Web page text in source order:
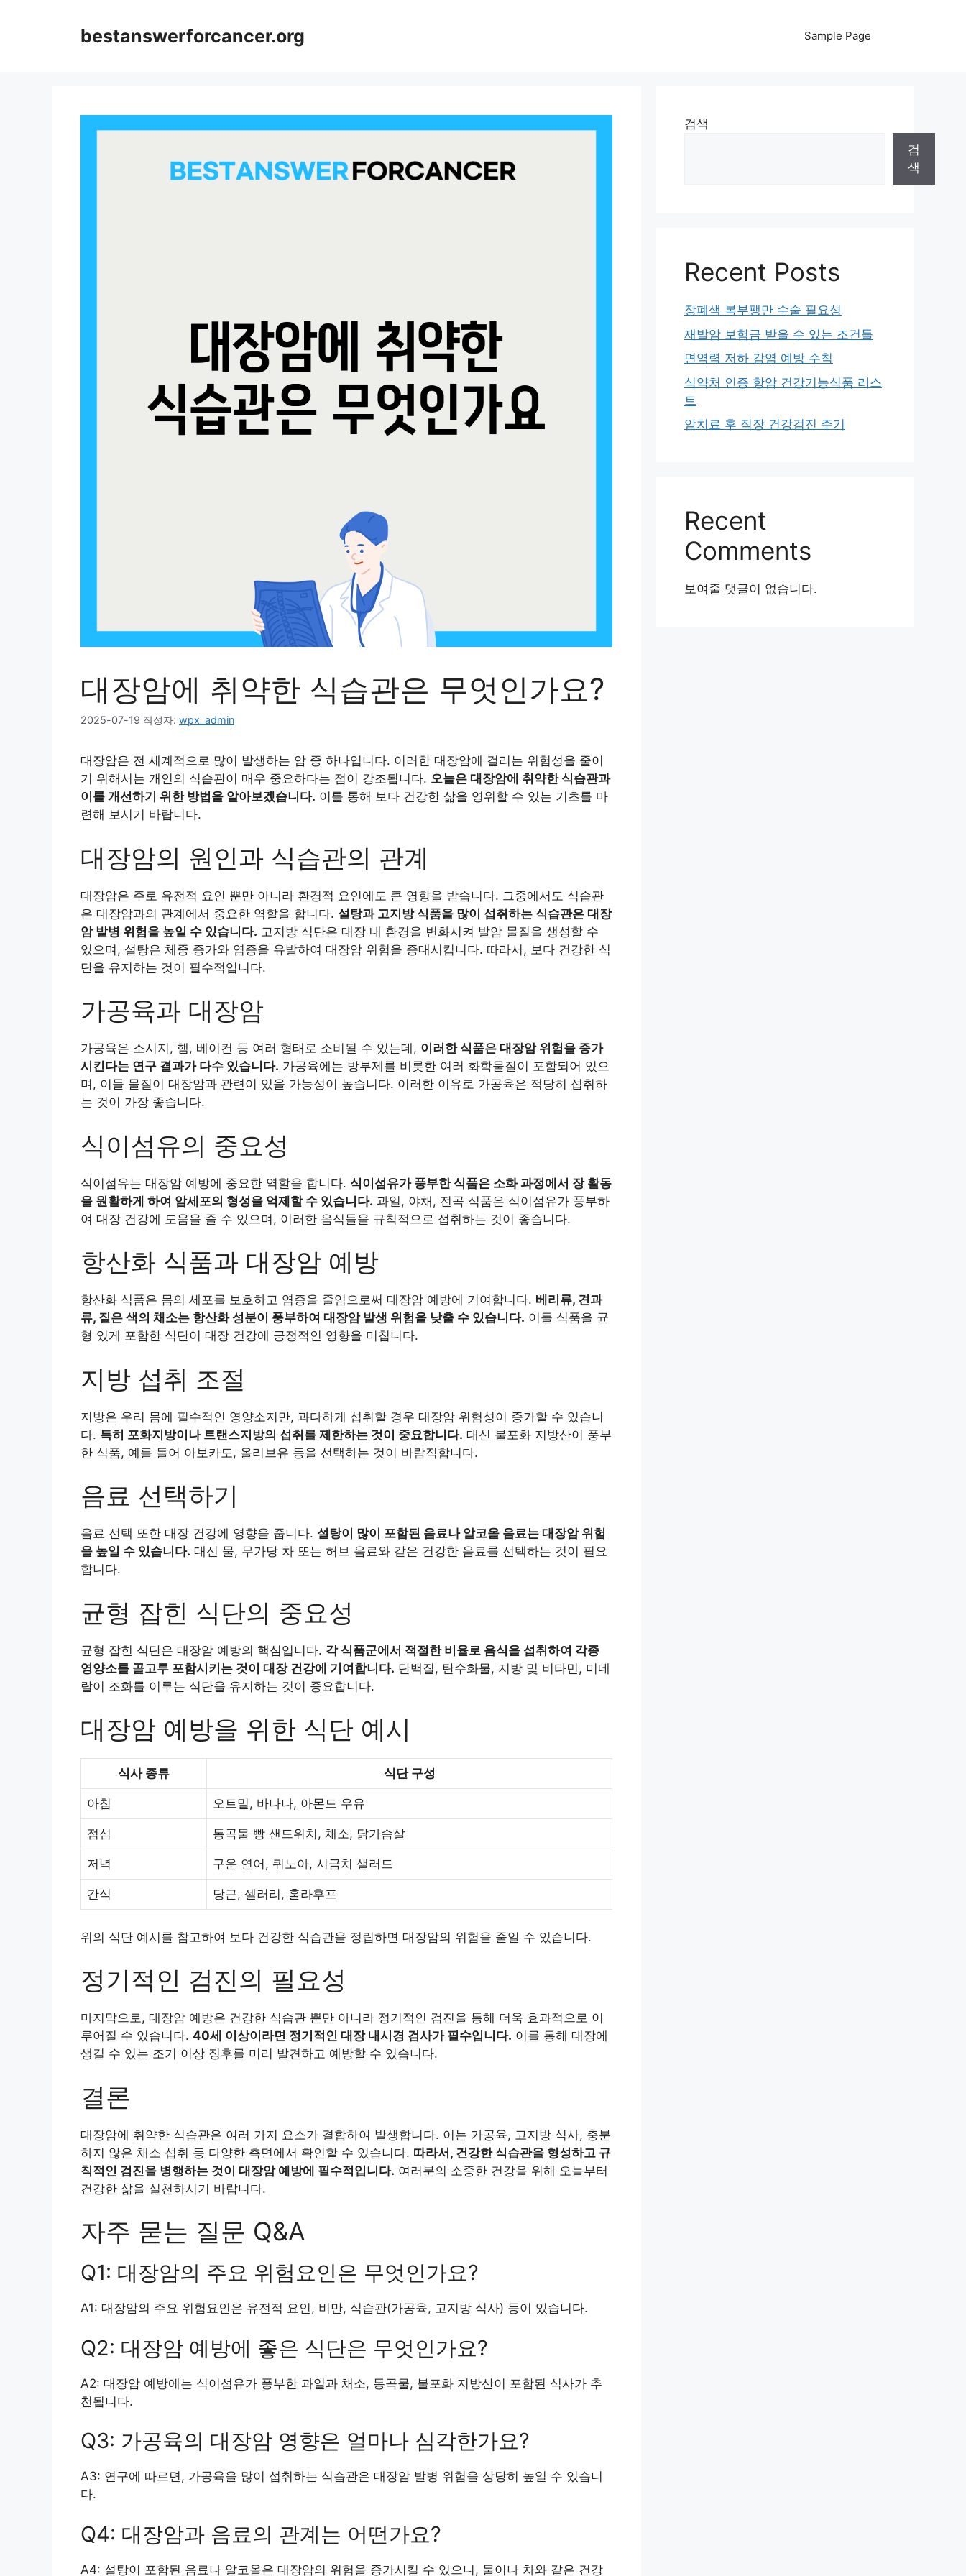
bestanswerforcancer.org Sample Page
대장암에 취약한 식습관은 무엇인가요?
2025-07-19 작성자: wpx_admin
대장암은 전 세계적으로 많이 발생하는 암 중 하나입니다. 이러한 대장암에 걸리는 위험성을 줄이
기 위해서는 개인의 식습관이 매우 중요하다는 점이 강조됩니다. 오늘은 대장암에 취약한 식습관과
이를 개선하기 위한 방법을 알아보겠습니다. 이를 통해 보다 건강한 삶을 영위할 수 있는 기초를 마
련해 보시기 바랍니다.
대장암의 원인과 식습관의 관계
대장암은 주로 유전적 요인 뿐만 아니라 환경적 요인에도 큰 영향을 받습니다. 그중에서도 식습관
은 대장암과의 관계에서 중요한 역할을 합니다. 설탕과 고지방 식품을 많이 섭취하는 식습관은 대장
암 발병 위험을 높일 수 있습니다. 고지방 식단은 대장 내 환경을 변화시켜 발암 물질을 생성할 수
있으며, 설탕은 체중 증가와 염증을 유발하여 대장암 위험을 증대시킵니다. 따라서, 보다 건강한 식
단을 유지하는 것이 필수적입니다.
가공육과 대장암
가공육은 소시지, 햄, 베이컨 등 여러 형태로 소비될 수 있는데, 이러한 식품은 대장암 위험을 증가
시킨다는 연구 결과가 다수 있습니다. 가공육에는 방부제를 비롯한 여러 화학물질이 포함되어 있으
며, 이들 물질이 대장암과 관련이 있을 가능성이 높습니다. 이러한 이유로 가공육은 적당히 섭취하
는 것이 가장 좋습니다.
식이섬유의 중요성
식이섬유는 대장암 예방에 중요한 역할을 합니다. 식이섬유가 풍부한 식품은 소화 과정에서 장 활동
을 원활하게 하여 암세포의 형성을 억제할 수 있습니다. 과일, 야채, 전곡 식품은 식이섬유가 풍부하
여 대장 건강에 도움을 줄 수 있으며, 이러한 음식들을 규칙적으로 섭취하는 것이 좋습니다.
항산화 식품과 대장암 예방
항산화 식품은 몸의 세포를 보호하고 염증을 줄임으로써 대장암 예방에 기여합니다. 베리류, 견과
류, 짙은 색의 채소는 항산화 성분이 풍부하여 대장암 발생 위험을 낮출 수 있습니다. 이들 식품을 균
형 있게 포함한 식단이 대장 건강에 긍정적인 영향을 미칩니다.
지방 섭취 조절
지방은 우리 몸에 필수적인 영양소지만, 과다하게 섭취할 경우 대장암 위험성이 증가할 수 있습니
다. 특히 포화지방이나 트랜스지방의 섭취를 제한하는 것이 중요합니다. 대신 불포화 지방산이 풍부
한 식품, 예를 들어 아보카도, 올리브유 등을 선택하는 것이 바람직합니다.
음료 선택하기
음료 선택 또한 대장 건강에 영향을 줍니다. 설탕이 많이 포함된 음료나 알코올 음료는 대장암 위험
을 높일 수 있습니다. 대신 물, 무가당 차 또는 허브 음료와 같은 건강한 음료를 선택하는 것이 필요
합니다.
균형 잡힌 식단의 중요성
균형 잡힌 식단은 대장암 예방의 핵심입니다. 각 식품군에서 적절한 비율로 음식을 섭취하여 각종
영양소를 골고루 포함시키는 것이 대장 건강에 기여합니다. 단백질, 탄수화물, 지방 및 비타민, 미네
랄이 조화를 이루는 식단을 유지하는 것이 중요합니다.
대장암 예방을 위한 식단 예시
식사 종류 식단 구성
아침 오트밀, 바나나, 아몬드 우유
점심 통곡물 빵 샌드위치, 채소, 닭가슴살
저녁 구운 연어, 퀴노아, 시금치 샐러드
간식 당근, 셀러리, 훌라후프
위의 식단 예시를 참고하여 보다 건강한 식습관을 정립하면 대장암의 위험을 줄일 수 있습니다.
정기적인 검진의 필요성
마지막으로, 대장암 예방은 건강한 식습관 뿐만 아니라 정기적인 검진을 통해 더욱 효과적으로 이
루어질 수 있습니다. 40세 이상이라면 정기적인 대장 내시경 검사가 필수입니다. 이를 통해 대장에
생길 수 있는 조기 이상 징후를 미리 발견하고 예방할 수 있습니다.
결론
대장암에 취약한 식습관은 여러 가지 요소가 결합하여 발생합니다. 이는 가공육, 고지방 식사, 충분
하지 않은 채소 섭취 등 다양한 측면에서 확인할 수 있습니다. 따라서, 건강한 식습관을 형성하고 규
칙적인 검진을 병행하는 것이 대장암 예방에 필수적입니다. 여러분의 소중한 건강을 위해 오늘부터
건강한 삶을 실천하시기 바랍니다.
자주 묻는 질문 Q&A
Q1: 대장암의 주요 위험요인은 무엇인가요?
A1: 대장암의 주요 위험요인은 유전적 요인, 비만, 식습관(가공육, 고지방 식사) 등이 있습니다.
Q2: 대장암 예방에 좋은 식단은 무엇인가요?
A2: 대장암 예방에는 식이섬유가 풍부한 과일과 채소, 통곡물, 불포화 지방산이 포함된 식사가 추
천됩니다.
Q3: 가공육의 대장암 영향은 얼마나 심각한가요?
A3: 연구에 따르면, 가공육을 많이 섭취하는 식습관은 대장암 발병 위험을 상당히 높일 수 있습니
다.
Q4: 대장암과 음료의 관계는 어떤가요?
A4: 설탕이 포함된 음료나 알코올은 대장암의 위험을 증가시킬 수 있으니, 물이나 차와 같은 건강
검색
검
색
Recent Posts
장폐색 복부팽만 수술 필요성
재발암 보험금 받을 수 있는 조건들
면역력 저하 감염 예방 수칙
식약처 인증 항암 건강기능식품 리스
트
암치료 후 직장 건강검진 주기
Recent
Comments
보여줄 댓글이 없습니다.